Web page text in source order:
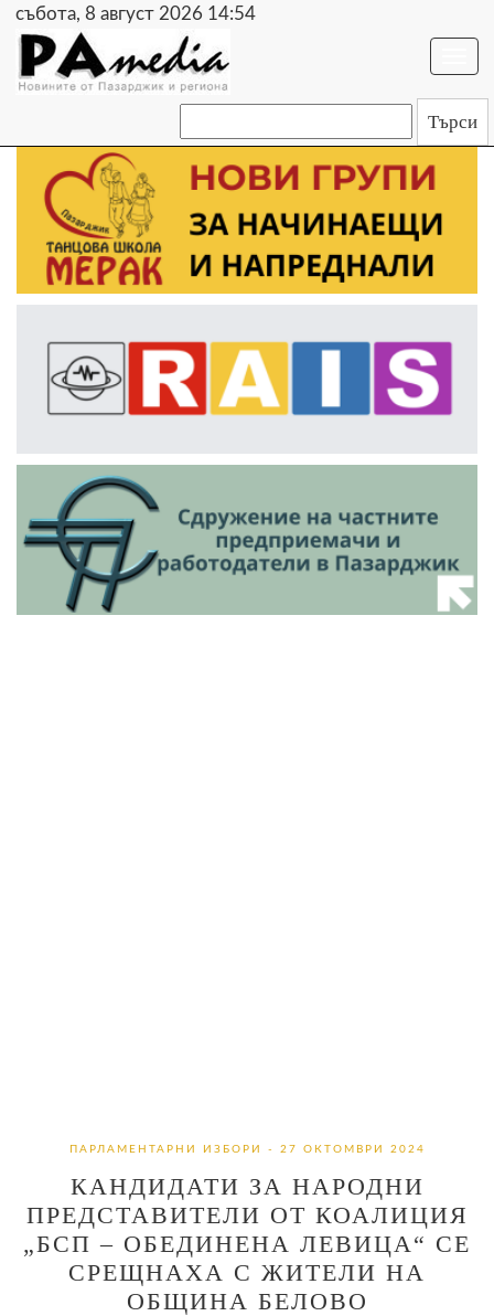
събота, 8 август 2026 14:54
ПАРЛАМЕНТАРНИ ИЗБОРИ - 27 ОКТОМВРИ 2024
КАНДИДАТИ ЗА НАРОДНИ
ПРЕДСТАВИТЕЛИ ОТ КОАЛИЦИЯ
„БСП – ОБЕДИНЕНА ЛЕВИЦА“ СЕ
СРЕЩНАХА С ЖИТЕЛИ НА
ОБЩИНА БЕЛОВО